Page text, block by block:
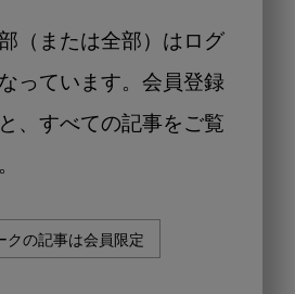
（または全部）はログ
っています。会員登録
、すべての記事をご覧
クの記事は会員限定